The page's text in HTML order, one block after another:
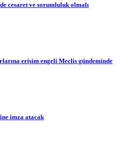
cesaret ve sorumluluk olmalı
erişim engeli Meclis gündeminde
imza atacak